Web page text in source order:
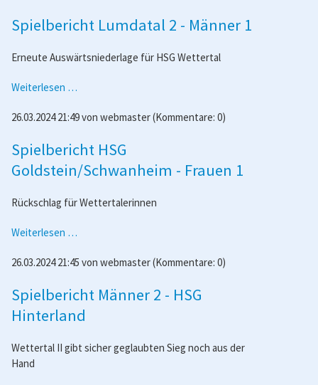
Spielbericht Lumdatal 2 - Männer 1
Erneute Auswärtsniederlage für HSG Wettertal
Weiterlesen …
2
Männer
1
26.03.2024 21:49von webmaster(Kommentare: 0)
Spielbericht HSG
Goldstein/Schwanheim - Frauen 1
Rückschlag für Wettertalerinnen
Weiterlesen …
Goldstein/Schwanheim
Frauen
1
26.03.2024 21:45 von webmaster(Kommentare: 0)
Spielbericht Männer 2 - HSG
Hinterland
Wettertal II gibt sicher geglaubten Sieg noch aus der
Hand